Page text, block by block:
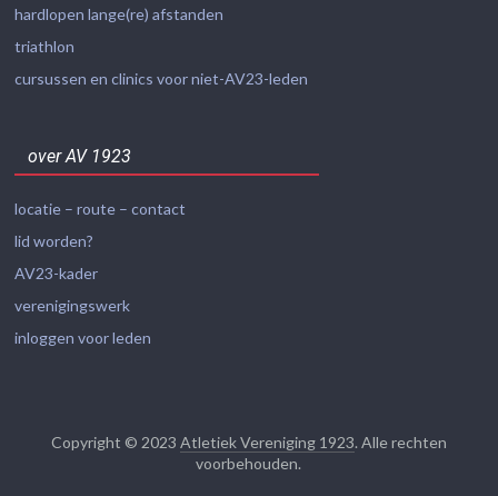
hardlopen lange(re) afstanden
triathlon
cursussen en clinics voor niet-AV23-leden
over AV 1923
locatie – route – contact
lid worden?
AV23-kader
verenigingswerk
inloggen voor leden
Copyright © 2023 Atletiek Vereniging 1923. Alle rechten
voorbehouden.